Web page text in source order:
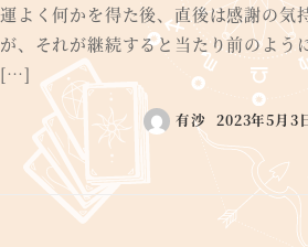
運よく何かを得た後、直後は感謝の気
が、それが継続すると当たり前のよう
[…]
有沙 2023年5月3